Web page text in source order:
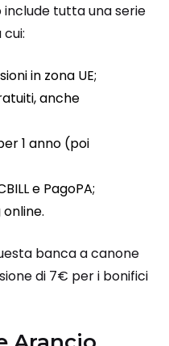
tutta una serie
in zona UE;
anche
1 anno (poi
e PagoPA;
banca a canone
di 7€ per i bonifici